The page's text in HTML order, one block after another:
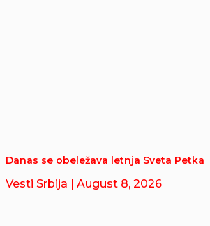
Danas se obeležava letnja Sveta Petka
Vesti Srbija | August 8, 2026